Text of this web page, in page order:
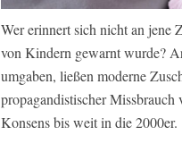
Wer erinnert sich nicht an jene
von Kindern gewarnt wurde?
umgaben, ließen moderne
propagandistischer
Konsens bis weit in die 2000er.